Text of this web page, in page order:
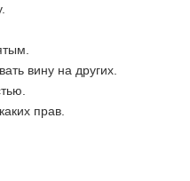
вину на других.
прав.